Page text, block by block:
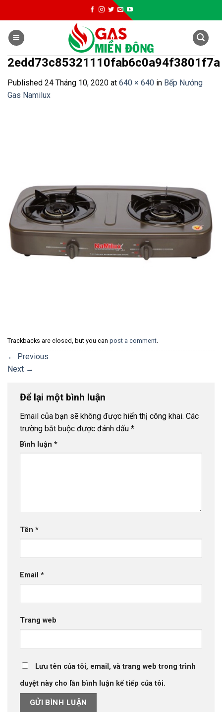
to
content
2edd73c85321110fab6c0a94f3801f7a
Published 24 Tháng 10, 2020 at 640 × 640 in Bếp Nướng
Gas Namilux
Trackbacks are closed, but you can post a comment.
← Previous
Next →
Để lại một bình luận
Email của bạn sẽ không được hiển thị công khai. Các
trường bắt buộc được đánh dấu *
Bình luận *
Tên *
Email *
Trang web
Lưu tên của tôi, email, và trang web trong trình
duyệt này cho lần bình luận kế tiếp của tôi.